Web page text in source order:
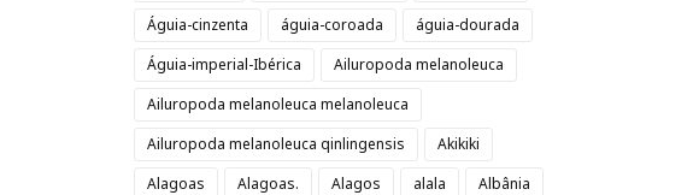
Águia-cinzenta
águia-coroada
águia-dourada
Águia-imperial-Ibérica
Ailuropoda melanoleuca
Ailuropoda melanoleuca melanoleuca
Ailuropoda melanoleuca qinlingensis
Akikiki
Alagoas
Alagoas. Alagos alala
Albânia